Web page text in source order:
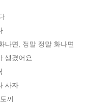
나면, 정말 정말 화나면
생겼어요
사자
끼